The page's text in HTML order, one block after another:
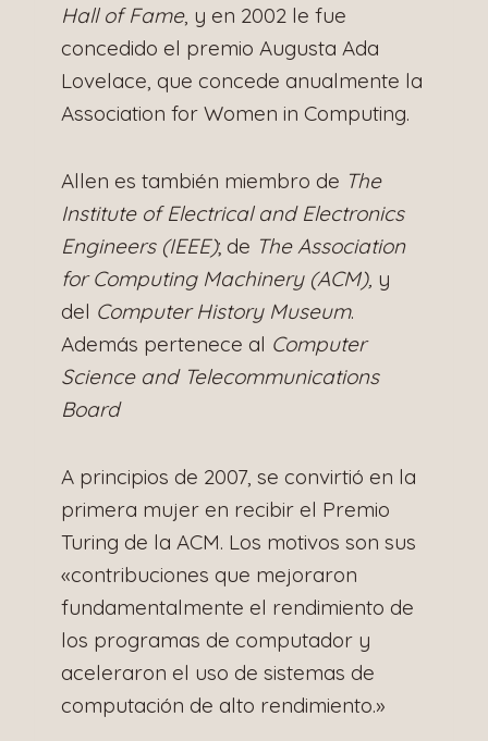
Hall of Fame, y en 2002 le fue
concedido el premio Augusta Ada
Lovelace, que concede anualmente la
Association for Women in Computing.
Allen es también miembro de The
Institute of Electrical and Electronics
Engineers (IEEE); de The Association
for Computing Machinery (ACM), y
del Computer History Museum.
Además pertenece al Computer
Science and Telecommunications
Board
A principios de 2007, se convirtió en la
primera mujer en recibir el Premio
Turing de la ACM. Los motivos son sus
«contribuciones que mejoraron
fundamentalmente el rendimiento de
los programas de computador y
aceleraron el uso de sistemas de
computación de alto rendimiento.»